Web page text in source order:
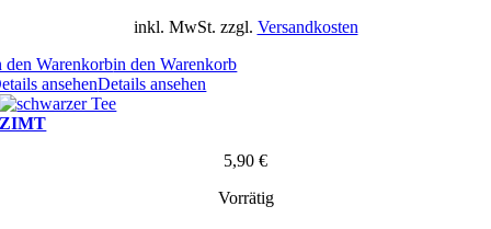
inkl. MwSt. zzgl. Versandkosten
den Warenkorbin den Warenkorb
ansehenDetails ansehen
ZIMT
5,90 €
Vorrätig